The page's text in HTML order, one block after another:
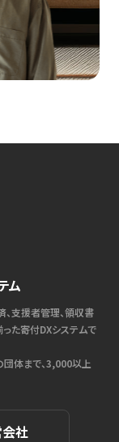
ム
、支援者管理、領収書
た寄付DXシステムで
体まで、3,000以上
社